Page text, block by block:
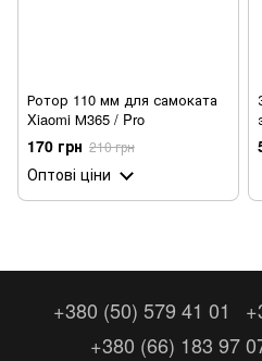
Ротор 110 мм для самоката
Xiaomi М365 / Pro
170 грн 210 грн
Оптові ціни
+380 (50) 579 41 01
+380 (66) 183 97